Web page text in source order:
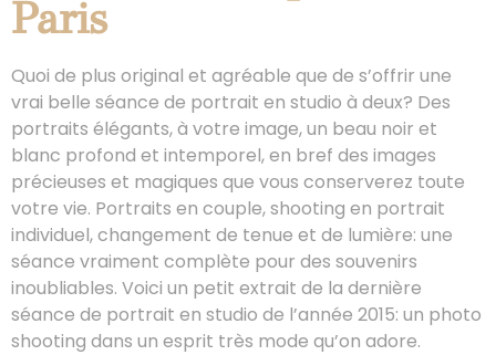
Paris
Quoi de plus original et agréable que de s’offrir une
vrai belle séance de portrait en studio à deux? Des
portraits élégants, à votre image, un beau noir et
blanc profond et intemporel, en bref des images
précieuses et magiques que vous conserverez toute
votre vie. Portraits en couple, shooting en portrait
individuel, changement de tenue et de lumière: une
séance vraiment complète pour des souvenirs
inoubliables. Voici un petit extrait de la dernière
séance de portrait en studio de l’année 2015: un photo
shooting dans un esprit très mode qu’on adore.